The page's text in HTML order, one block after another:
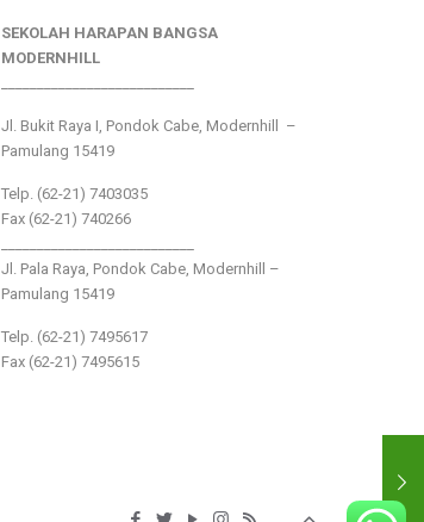
SEKOLAH HARAPAN BANGSA
MODERNHILL
Jl. Bukit Raya I, Pondok Cabe, Modernhill –
Pamulang 15419
Telp. (62-21) 7403035
Fax (62-21) 740266
Jl. Pala Raya, Pondok Cabe, Modernhill –
Pamulang 15419
Telp. (62-21) 7495617
Fax (62-21) 7495615